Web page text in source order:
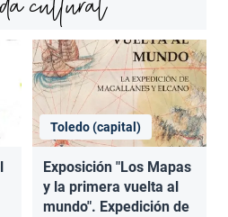
Toledo (capital)
Exposición "Los Mapas
y la primera vuelta al
mundo". Expedición de